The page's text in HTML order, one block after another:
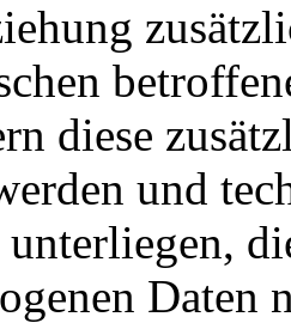
diese
und